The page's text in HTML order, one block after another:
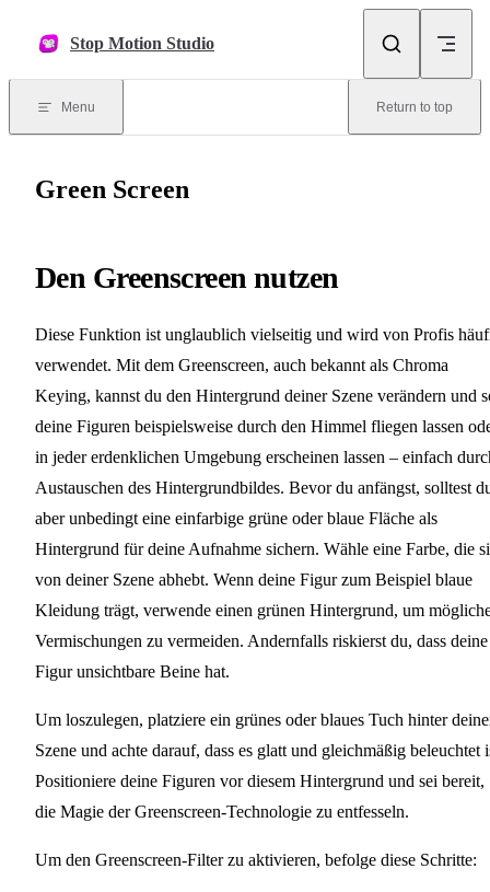
Stop Motion Studio
Menu Return to top
Green Screen
Den Greenscreen nutzen
Diese Funktion ist unglaublich vielseitig und wird von Profis
verwendet. Mit dem Greenscreen, auch bekannt als Chroma
Keying, kannst du den Hintergrund deiner Szene verändern und
deine Figuren beispielsweise durch den Himmel fliegen lassen
in jeder erdenklichen Umgebung erscheinen lassen – einfach
Austauschen des Hintergrundbildes. Bevor du anfängst, solltest
aber unbedingt eine einfarbige grüne oder blaue Fläche als
Hintergrund für deine Aufnahme sichern. Wähle eine Farbe, die
von deiner Szene abhebt. Wenn deine Figur zum Beispiel blaue
Kleidung trägt, verwende einen grünen Hintergrund, um
Vermischungen zu vermeiden. Andernfalls riskierst du, dass deine
Figur unsichtbare Beine hat.
Um loszulegen, platziere ein grünes oder blaues Tuch hinter
Szene und achte darauf, dass es glatt und gleichmäßig beleuchtet
Positioniere deine Figuren vor diesem Hintergrund und sei bereit,
die Magie der Greenscreen-Technologie zu entfesseln.
Um den Greenscreen-Filter zu aktivieren, befolge diese Schritte: